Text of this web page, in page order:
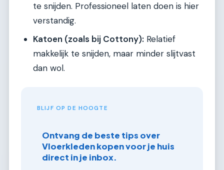
te snijden. Professioneel laten doen is hier
verstandig.
Katoen (zoals bij Cottony): Relatief
makkelijk te snijden, maar minder slijtvast
dan wol.
BLIJF OP DE HOOGTE
Ontvang de beste tips over
Vloerkleden kopen voor je huis
direct in je inbox.